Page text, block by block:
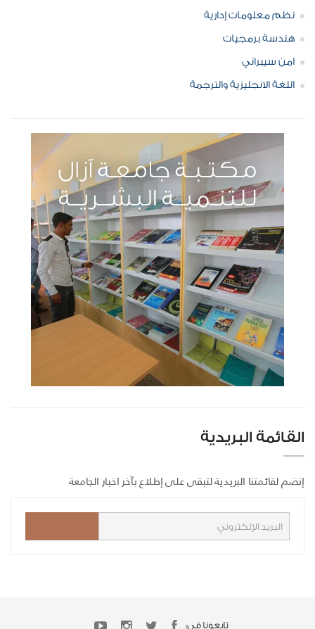
نظم معلومات إدارية
هندسة برمجيات
امن سيبراني
اللغة الانجليزية والترجمة
القائمة البريدية
إنضم لقائمتنا البريدية لتبقى على إطلاع بآخر اخبار الجامعة
تابعونا في: